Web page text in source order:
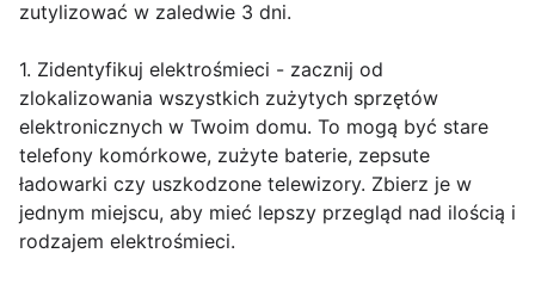
zutylizować w zaledwie 3 dni.
1. Zidentyfikuj elektrośmieci - zacznij od
zlokalizowania wszystkich zużytych sprzętów
elektronicznych w Twoim domu. To mogą być stare
telefony komórkowe, zużyte baterie, zepsute
ładowarki czy uszkodzone telewizory. Zbierz je w
jednym miejscu, aby mieć lepszy przegląd nad ilością i
rodzajem elektrośmieci.